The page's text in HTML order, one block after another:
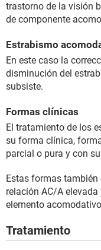
trastorno de la visión
de componente
Estrabismo
En este caso la
disminución del
subsiste.
Formas clínicas
El tratamiento de los
su forma clínica,
parcial o pura y con
Estas formas
relación AC/A
elemento
Tratamiento